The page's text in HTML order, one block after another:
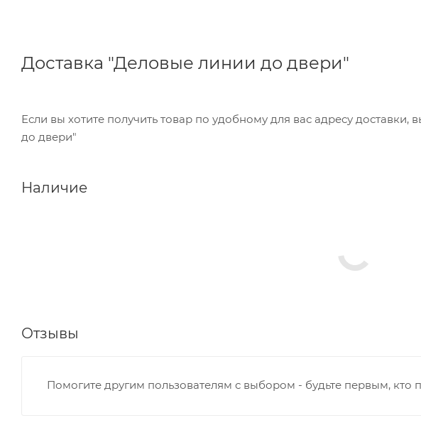
Доставка "Деловые линии до двери"
Если вы хотите получить товар по удобному для вас адресу
до двери"
Наличие
Отзывы
Помогите другим пользователям с выбором - будьте первым,